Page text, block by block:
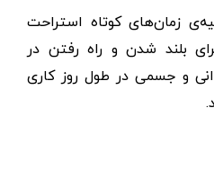
زمان‌های کوتاه استراحت
بلند شدن و راه رفتن در
و جسمی در طول روز کاری